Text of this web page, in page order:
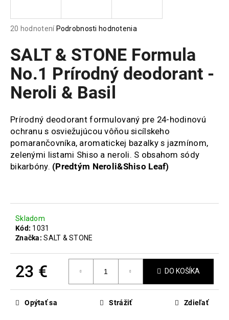
Priemerné
produktu
je
4,5
5
hviezdičiek.
20 hodnotení Podrobnosti hodnotenia
SALT & STONE Formula
No.1 Prírodný deodorant -
Neroli & Basil
Prírodný deodorant formulovaný pre 24-hodinovú
ochranu s osviežujúcou vôňou sicílskeho
pomarančovníka, aromatickej bazalky s jazmínom,
zelenými listami Shiso a neroli. S obsahom sódy
bikarbóny. (Predtým Neroli&Shiso Leaf)
Skladom
Kód: 1031
Značka:SALT & STONE
23 € DO KOŠÍKA
Opýtať sa Strážiť Zdieľať
j
ť
?
HĽADAŤ
O
r
ú
č
a
m
TECHNOLOGY